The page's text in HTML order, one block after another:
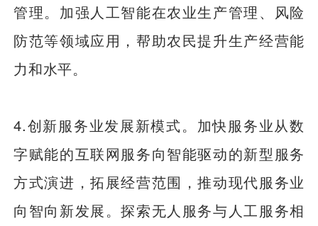
管理。加强人工智能在农业生产管理、风险
防范等领域应用，帮助农民提升生产经营能
力和水平。
4.创新服务业发展新模式。加快服务业从数
字赋能的互联网服务向智能驱动的新型服务
方式演进，拓展经营范围，推动现代服务业
向智向新发展。探索无人服务与人工服务相